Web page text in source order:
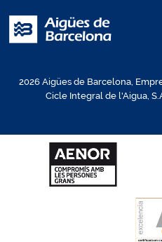
2026 Aigües de Barcelona,
Cicle Integral de l'Aigua,